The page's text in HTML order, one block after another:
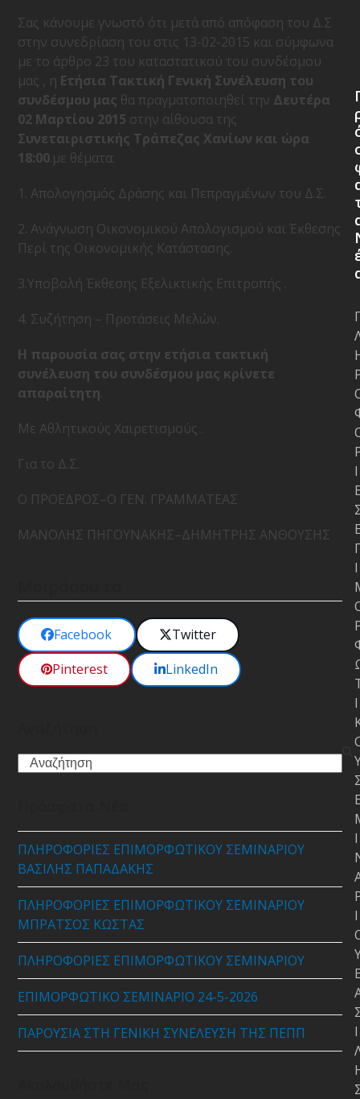
Σας κάνουμε γνωστό ότι μετά από απόφαση του Δ.Σ
στην συνεδρίαση του στις 13-02-2015 και σύμφωνα
με το άρθρο 23 του καταστατικού του συνδέσμου
μας , η Ετήσια Τακτική Γενική Συνέλευση του
συνδέσμου μας θα πραγματοποιηθεί την Δευτέρα
02 Mαρτίου 2015 στην αίθουσα της
Συνεταιριστικής Τράπεζας Χανίων και ώρα
18:00.με θέματα:
1. Απολογησμός Δράσης και Πεπραγμένων του Δ.Σ.
2. Ανάγνωση Οικονομικού Απολογισμού και Έκθεσης
Περί της Οικονομικής Κατάστασης.
3.Υποβολή Έκθεσης Εξελικτικής Επιτροπής .
4. Συζήτηση – Προτάσεις Μελών.
Η παρουσία σας στην ετήσια τακτική
συνέλευση του συνδέσμου μας κρίνετε
απαραίτητη.
Με Αθλητικούς Χαιρετισμούς .
Για το Δ.Σ.
Ο ΠΡΟΕΔΡΟΣ–Ο ΓΕΝ. ΓΡΑΜΜΑΤΕΑΣ
ΜΑΝΟΛΗΣ ΠΗΓΟΥΝΑΚΗΣ–ΔΗΜΗΤΡΗΣ ΑΝΘΟΥΣΗΣ
Facebook
Twitter
Pinterest
LinkedIn
Search
ΠΛΗΡΟΦΟΡΙΕΣ ΕΠΙΜΟΡΦΩΤΙΚΟΥ ΣΕΜΙΝΑΡΙΟΥ
ΒΑΣΙΛΗΣ ΠΑΠΑΔΑΚΗΣ
ΠΛΗΡΟΦΟΡΙΕΣ ΕΠΙΜΟΡΦΩΤΙΚΟΥ ΣΕΜΙΝΑΡΙΟΥ
ΜΠΡΑΤΣΟΣ ΚΩΣΤΑΣ
ΠΛΗΡΟΦΟΡΙΕΣ ΕΠΙΜΟΡΦΩΤΙΚΟΥ ΣΕΜΙΝΑΡΙΟΥ
ΕΠΙΜΟΡΦΩΤΙΚΟ ΣΕΜΙΝΑΡΙΟ 24-5-2026
ΠΑΡΟΥΣΙΑ ΣΤΗ ΓΕΝΙΚΗ ΣΥΝΕΛΕΥΣΗ ΤΗΣ ΠΕΠΠ
Ι
Ι
Ι
Ι
Ι
Ι